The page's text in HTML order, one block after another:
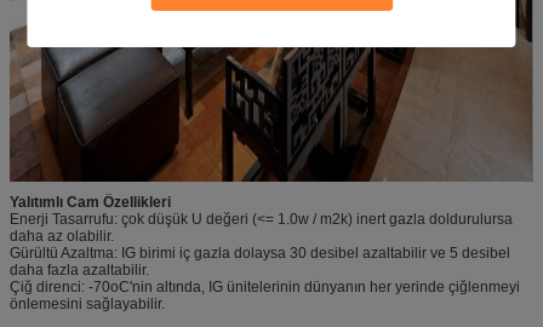
Yalıtımlı Cam Özellikleri
Enerji Tasarrufu: çok düşük U değeri (<= 1.0w / m2k) inert gazla doldurulursa
daha az olabilir.
Gürültü Azaltma: IG birimi iç gazla dolaysa 30 desibel azaltabilir ve 5 desibel
daha fazla azaltabilir.
Çiğ direnci: -70oC'nin altında, IG ünitelerinin dünyanın her yerinde çiğlenmeyi
önlemesini sağlayabilir.